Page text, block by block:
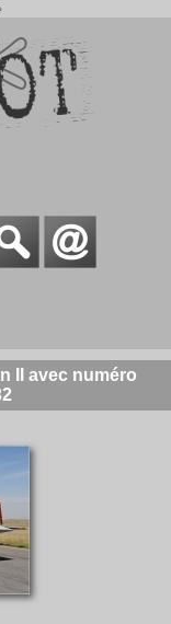
II avec numéro